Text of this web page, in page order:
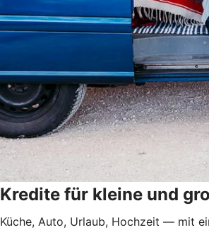
Kredite für kleine und
Küche, Auto, Urlaub, Hochzeit — mit